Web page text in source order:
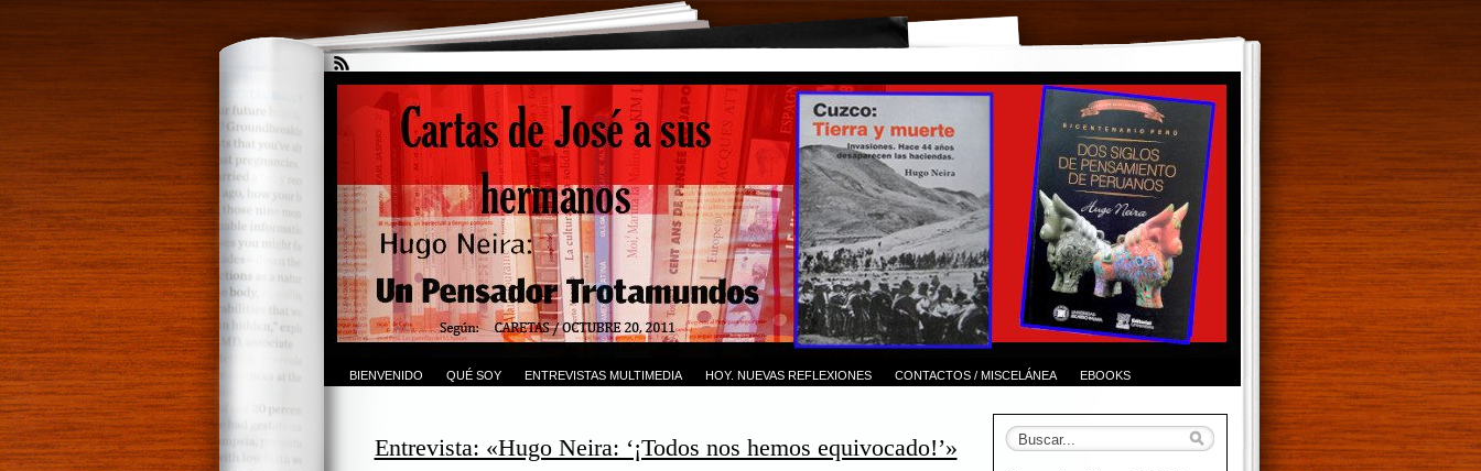
BIENVENIDO QUÉ SOY ENTREVISTAS MULTIMEDIA HOY. NUEVAS REFLEXIONES CONTACTOS / MISCELÁNEA EBOOKS
Entrevista: «Hugo Neira: ‘¡Todos nos hemos equivocado!’»